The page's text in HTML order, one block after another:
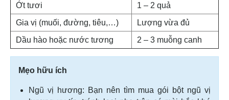
Ớt tươi
1 – 2 quả
Gia vị (muối, đường, tiêu,…)
Lượng vừa đủ
Dầu hào hoặc nước tương
2 – 3 muỗng canh
Mẹo hữu ích
Ngũ vị hương: Bạn nên tìm mua gói bột ngũ vị